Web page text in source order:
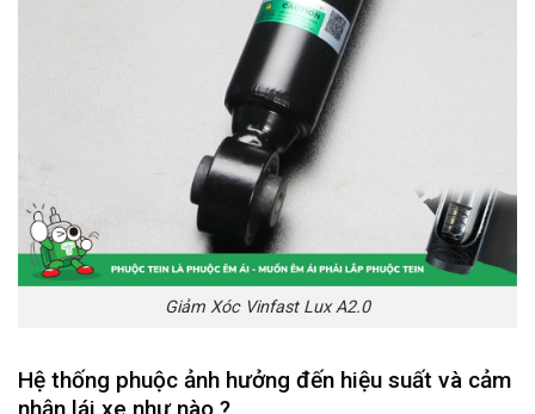
Giảm Xóc Vinfast Lux A2.0
Hệ thống phuộc ảnh hưởng đến hiệu suất và cảm
nhận lái xe như nào ?